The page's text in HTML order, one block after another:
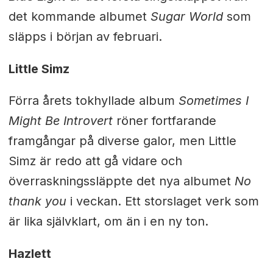
det kommande albumet Sugar World som
släpps i början av februari.
Little Simz
Förra årets tokhyllade album Sometimes I
Might Be Introvert röner fortfarande
framgångar på diverse galor, men Little
Simz är redo att gå vidare och
överraskningssläppte det nya albumet No
thank you i veckan. Ett storslaget verk som
är lika självklart, om än i en ny ton.
Hazlett